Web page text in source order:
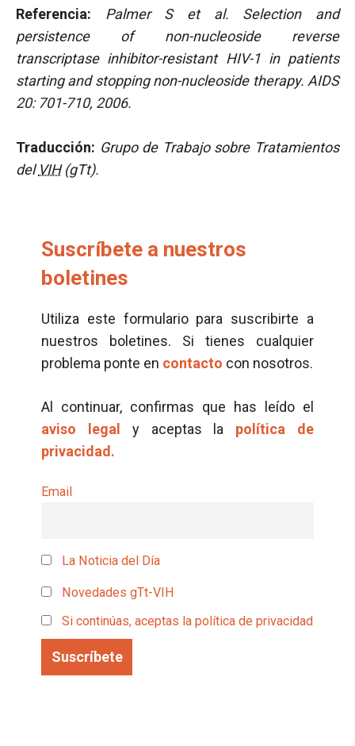
Referencia:
Palmer S et al. Selection and
persistence of non-nucleoside reverse
transcriptase inhibitor-resistant HIV-1 in patients
starting and stopping non-nucleoside therapy. AIDS
20: 701-710, 2006.
Traducción: Grupo de Trabajo sobre Tratamientos
delVIH(gTt).
Suscríbete a nuestros
boletines
Utiliza este formulario para suscribirte a
nuestros boletines. Si tienes cualquier
problema ponte en contacto con nosotros.
Al continuar, confirmas que has leído el
aviso legal
y aceptas la política de
privacidad.
Email
La Noticia del Día
Novedades gTt-VIH
Si continúas, aceptas la política de privacidad